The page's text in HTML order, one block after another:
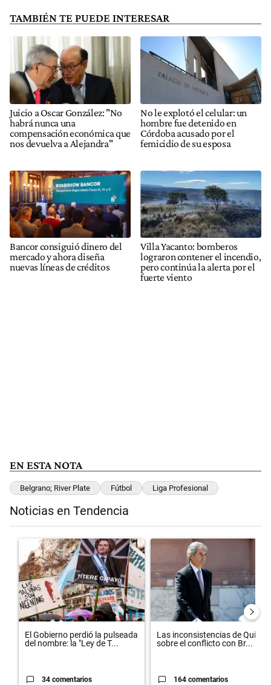
TAMBIÉN TE PUEDE INTERESAR
Juicio a Oscar González: "No
habrá nunca una
compensación económica que
nos devuelva a Alejandra"
No le explotó el celular: un
hombre fue detenido en
Córdoba acusado por el
femicidio de su esposa
Bancor consiguió dinero del
mercado y ahora diseña
nuevas líneas de créditos
Villa Yacanto: bomberos
lograron contener el incendio,
pero continúa la alerta por el
fuerte viento
EN ESTA NOTA
Belgrano; River Plate Fútbol Liga Profesional
Noticias en Tendencia
Un artículo de tendencia con el título "El Gobierno perdió la
El Gobierno perdió la pulseada
del nombre: la "Ley de T...
34 comentarios
Un artículo de tendencia con el
Las inconsistencias de Quirno
sobre el conflicto con Br...
164 comentarios